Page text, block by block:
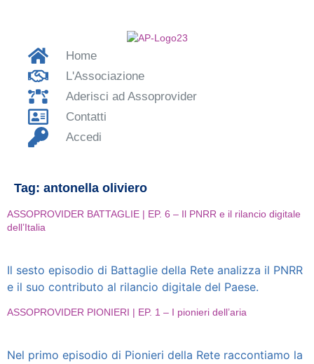
Home
L'Associazione
Aderisci ad Assoprovider
Contatti
Accedi
Tag: antonella oliviero
ASSOPROVIDER BATTAGLIE | EP. 6 – Il PNRR e il rilancio digitale
dell’Italia
Il sesto episodio di Battaglie della Rete analizza il PNRR
e il suo contributo al rilancio digitale del Paese.
ASSOPROVIDER PIONIERI | EP. 1 – I pionieri dell’aria
Nel primo episodio di Pionieri della Rete raccontiamo la